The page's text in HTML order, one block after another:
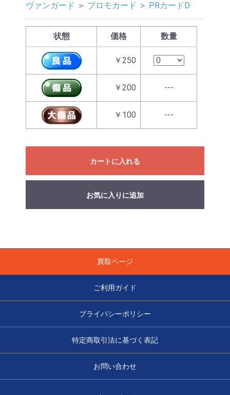
ヴァンガード ＞ プロモカード ＞ PRカードD
状態 価格 数量
￥250
￥200 ---
￥100 ---
カートに入れる
お気に入りに追加
買取ページ
ご利用ガイド
プライバシーポリシー
特定商取引法に基づく表記
お問い合わせ